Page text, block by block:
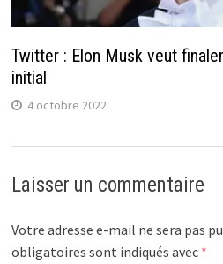
Twitter : Elon Musk veut
initial
4 octobre 2022
Laisser un commentaire
Votre adresse e-mail ne sera pas
obligatoires sont indiqués avec *